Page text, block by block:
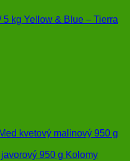
kg Yellow & Blue – Tierra
kvetový malinový 950 g